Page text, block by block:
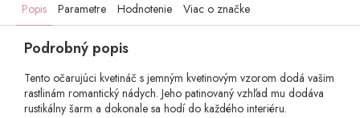
Popis Parametre Hodnotenie Viac o značke
Podrobný popis
Tento očarujúci kvetináč s jemným kvetinovým vzorom dodá vašim
rastlinám romantický nádych. Jeho patinovaný vzhľad mu dodáva
rustikálny šarm a dokonale sa hodí do každého interiéru.